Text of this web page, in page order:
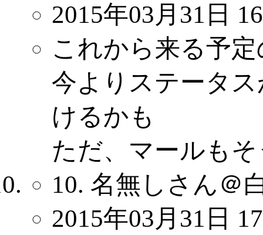
2015年03月31日
これから来る予
今よりステータ
けるかも
ただ、マールも
10. 名無しさん＠
2015年03月31日